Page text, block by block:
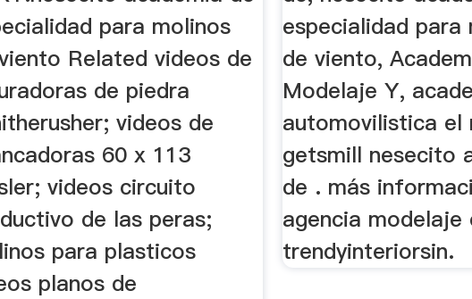
para molinos
Related videos de
de piedra
videos de
60 x 113
videos circuito
de las peras;
para plasticos
planos de
especialidad para
de viento,
Modelaje Y,
automovilistica el
getsmill nesecito
de . más
agencia modelaje
trendyinteriorsin.